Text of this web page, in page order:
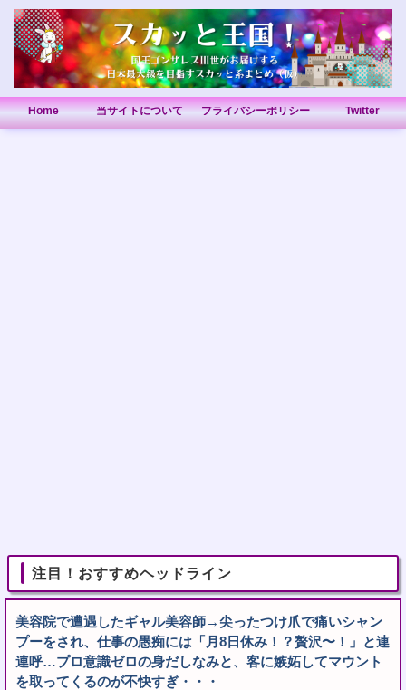
Home 当サイトについて プライバシーポリシー Twitter
注目！おすすめヘッドライン
美容院で遭遇したギャル美容師→尖ったつけ爪で痛いシャン
プーをされ、仕事の愚痴には「月8日休み！？贅沢〜！」と連
連呼…プロ意識ゼロの身だしなみと、客に嫉妬してマウント
を取ってくるのが不快すぎ・・・